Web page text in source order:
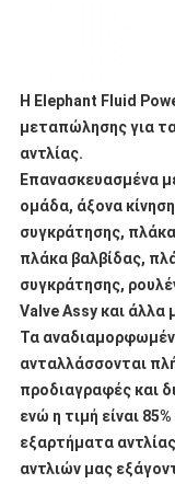
Η Elephant Fluid
μεταπώλησης για
αντλίας.
Επανασκευασμένα
ομάδα, άξονα
συγκράτησης,
πλάκα βαλβίδας,
συγκράτησης,
Valve Assy και άλλα
Τα
ανταλλάσσονται
προδιαγραφές και
ενώ η τιμή είναι
εξαρτήματα
αντλιών μας